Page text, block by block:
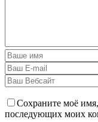
Сохраните моё имя,
последующих моих